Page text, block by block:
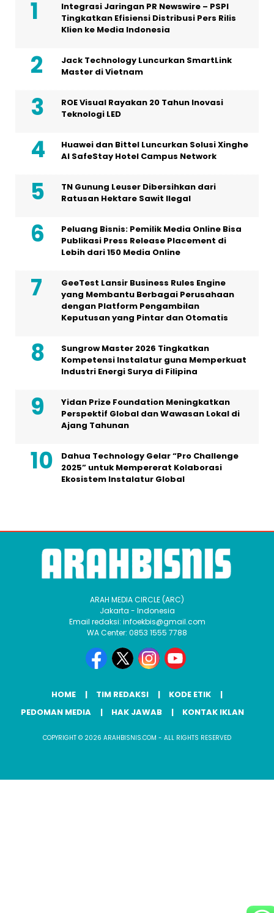
Integrasi Jaringan PR Newswire – PSPI
Tingkatkan Efisiensi Distribusi Pers Rilis
Klien ke Media Indonesia
Jack Technology Luncurkan SmartLink
Master di Vietnam
ROE Visual Rayakan 20 Tahun Inovasi
Teknologi LED
Huawei dan Bittel Luncurkan Solusi Xinghe
Al SafeStay Hotel Campus Network
TN Gunung Leuser Dibersihkan dari
Ratusan Hektare Sawit Ilegal
Peluang Bisnis: Pemilik Media Online Bisa
Publikasi Press Release Placement di
Lebih dari 150 Media Online
GeeTest Lansir Business Rules Engine
yang Membantu Berbagai Perusahaan
dengan Platform Pengambilan
Keputusan yang Pintar dan Otomatis
Sungrow Master 2026 Tingkatkan
Kompetensi Instalatur guna Memperkuat
Industri Energi Surya di Filipina
Yidan Prize Foundation Meningkatkan
Perspektif Global dan Wawasan Lokal di
Ajang Tahunan
Dahua Technology Gelar “Pro Challenge
2025” untuk Mempererat Kolaborasi
Ekosistem Instalatur Global
ARAH MEDIA CIRCLE (ARC)
Jakarta - Indonesia
Email redaksi: infoekbis@gmail.com
WA Center: 0853 1555 7788
HOME TIM REDAKSI
KODE ETIK
PEDOMAN MEDIA
HAK JAWAB KONTAK IKLAN
COPYRIGHT © 2026 ARAHBISNIS.COM - ALL RIGHTS RESERVED